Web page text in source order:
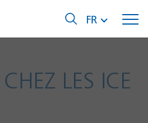
FR
LES ICE